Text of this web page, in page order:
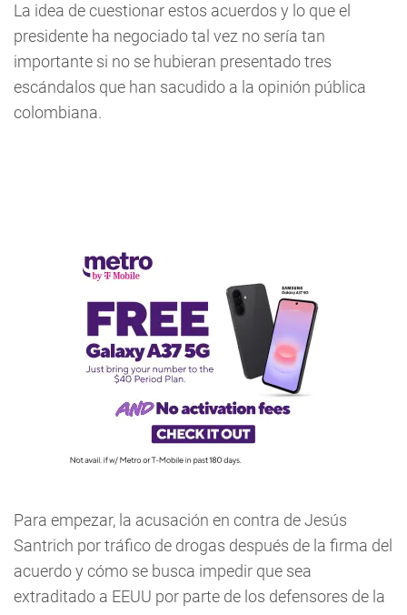
La idea de cuestionar estos acuerdos y lo que el
presidente ha negociado tal vez no sería tan
importante si no se hubieran presentado tres
escándalos que han sacudido a la opinión pública
colombiana.
Para empezar, la acusación en contra de Jesús
Santrich por tráfico de drogas después de la firma del
acuerdo y cómo se busca impedir que sea
extraditado a EEUU por parte de los defensores de la